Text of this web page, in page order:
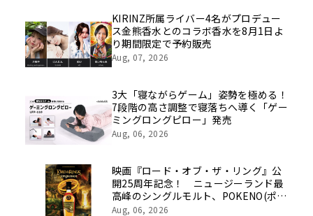
像を公開！
KIRINZ所属ライバー4名がプロデュー
ス金熊香水とのコラボ香水を8月1日よ
り期間限定で予約販売
Aug, 07, 2026
3大「寝ながらゲーム」姿勢を極める！
7段階の高さ調整で寝落ちへ導く「ゲー
ミングロングピロー」発売
Aug, 06, 2026
映画『ロード・オブ・ザ・リング』公
開25周年記念！ ニュージーランド最
高峰のシングルモルト、POKENO(ポケ
ノ)より 数量限定ウイスキー「リング
Aug, 06, 2026